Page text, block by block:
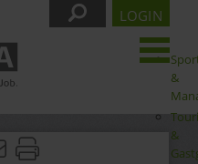
&
&
LOGIN